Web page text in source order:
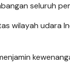
seluruh
wilayah udara